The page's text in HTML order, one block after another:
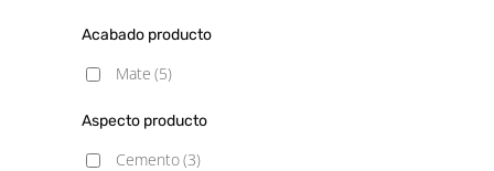
Acabado producto
Mate (5)
Aspecto producto
Cemento(3)